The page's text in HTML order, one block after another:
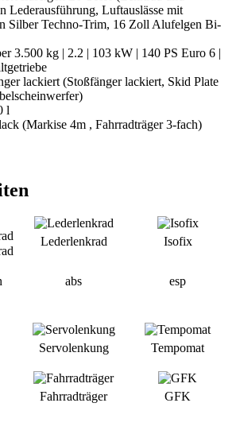
Lederausführung, Luftauslässe mit
Silber Techno-Trim, 16 Zoll Alufelgen Bi-
3.500 kg | 2.2 | 103 kW | 140 PS Euro 6 |
lackiert (Stoßfänger lackiert, Skid Plate
l
(Markise 4m , Fahrradträger 3-fach)
Lederlenkrad Isofix
abs esp
Servolenkung
Tempomat
Fahrradträger GFK